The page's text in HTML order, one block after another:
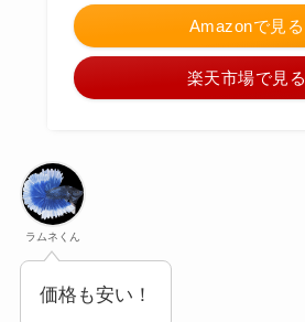
Amazonで見る
楽天市場で見る
ラムネくん
価格も安い！